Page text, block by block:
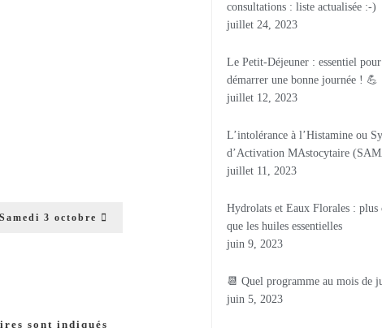
3 octobre
sont indiqués
consultations : liste actualisée :-)
juillet 24, 2023
Le Petit-Déjeuner : essentiel pour
démarrer une bonne journée ! 💪
juillet 12, 2023
L’intolérance à l’Histamine ou
d’Activation MAstocytaire
juillet 11, 2023
Hydrolats et Eaux Florales : plus
que les huiles essentielles
juin 9, 2023
📆 Quel programme au mois de
juin 5, 2023